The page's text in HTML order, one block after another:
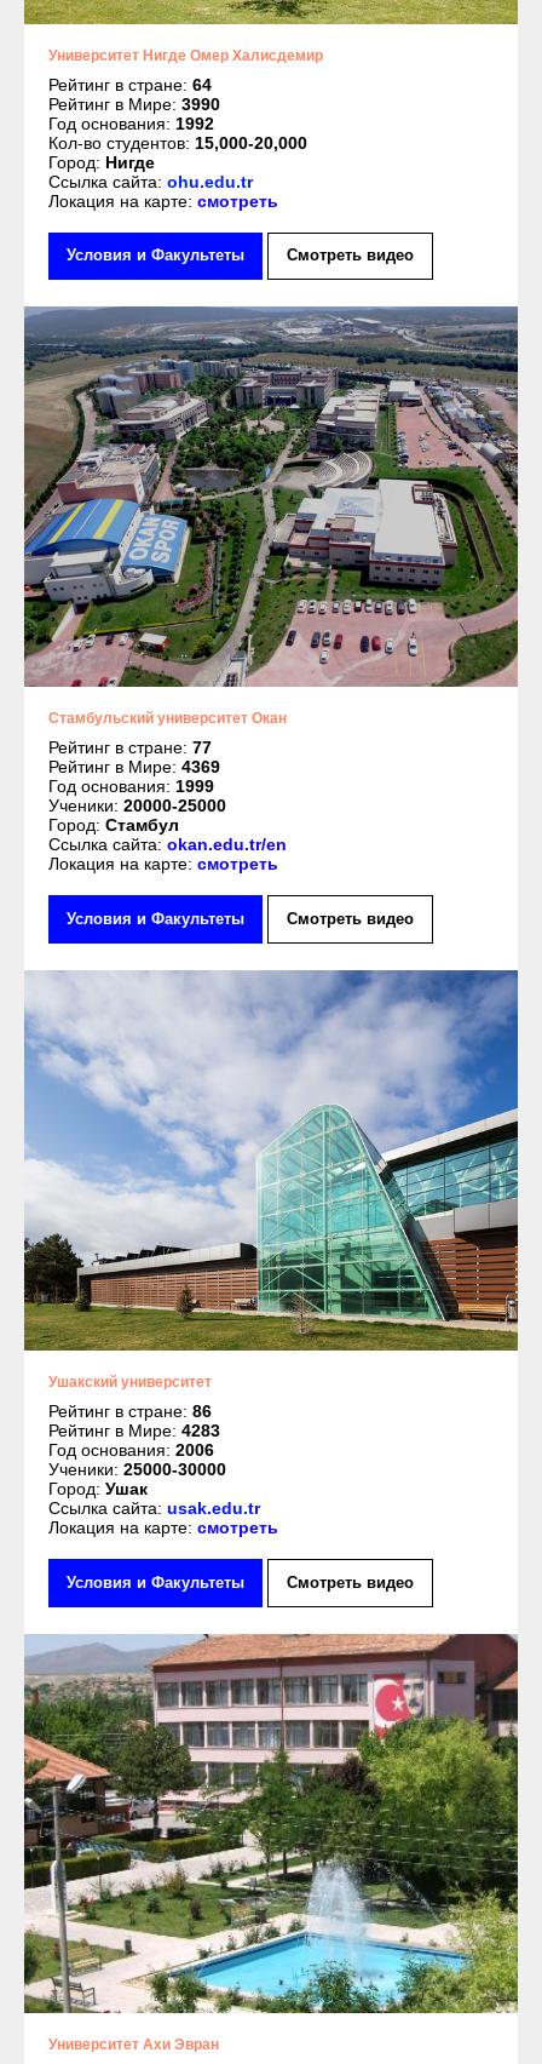
Университет Нигде Омер Халисдемир
Рейтинг в стране: 64
Рейтинг в Мире: 3990
Год основания: 1992
Кол-во студентов: 15,000-20,000
Город: Нигде
Ссылка сайта: ohu.edu.tr
Локация на карте: смотреть
Условия и Факультеты Смотреть видео
Стамбульский университет Окан
Рейтинг в стране: 77
Рейтинг в Мире: 4369
Год основания: 1999
Ученики: 20000-25000
Город: Стамбул
Ссылка сайта: okan.edu.tr/en
Локация на карте: смотреть
Условия и Факультеты Смотреть видео
Ушакский университет
Рейтинг в стране: 86
Рейтинг в Мире: 4283
Год основания: 2006
Ученики: 25000-30000
Город: Ушак
Ссылка сайта: usak.edu.tr
Локация на карте: смотреть
Условия и Факультеты Смотреть видео
Университет Ахи Эвран